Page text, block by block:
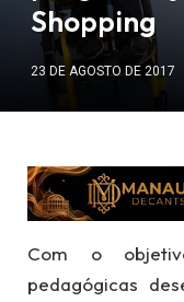
Shopping
23 DE AGOSTO DE 2017
Com o
pedagógicas